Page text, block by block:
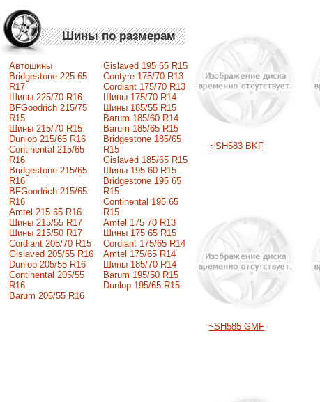
Шины по размерам
Автошины
Bridgestone 225 65
R17
Шины 225/70 R16
BFGoodrich 215/75
R15
Шины 215/70 R15
Dunlop 215/65 R16
Continental 215/65
R16
Bridgestone 215/65
R16
BFGoodrich 215/65
R16
Amtel 215 65 R16
Шины 215/55 R17
Шины 215/50 R17
Сordiant 205/70 R15
Gislaved 205/55 R16
Dunlop 205/55 R16
Continental 205/55
R16
Barum 205/55 R16
Gislaved 195 65 R15
Contyre 175/70 R13
Cordiant 175/70 R13
Шины 175/70 R14
Шины 185/55 R15
Barum 185/60 R14
Barum 185/65 R15
Bridgestone 185/65
R15
Gislaved 185/65 R15
Шины 195 60 R15
Bridgestone 195 65
R15
Continental 195 65
R15
Amtel 175 70 R13
Шины 175 65 R15
Cordiant 175/65 R14
Amtel 175/65 R14
Шины 185/70 R14
Barum 195/50 R15
Dunlop 195/65 R15
~SH583 BKF
~SH585 GMF